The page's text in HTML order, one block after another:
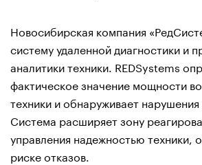
Новосибирская компания
систему удаленной диагностики и
аналитики техники. REDSystems
фактическое значение мощности
техники и обнаруживает нарушения
Система расширяет зону
управления надежностью техники,
риске отказов.